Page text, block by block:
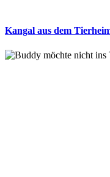
Kangal aus dem